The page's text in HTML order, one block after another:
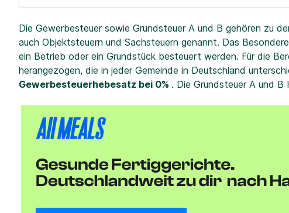
Die Gewerbesteuer sowie Grundsteuer A und B gehören zu
auch Objektsteuern und Sachsteuern genannt. Das
ein Betrieb oder ein Grundstück besteuert werden. Für die
herangezogen, die in jeder Gemeinde in Deutschland
Gewerbesteuerhebesatz bei 0% . Die Grundsteuer A und